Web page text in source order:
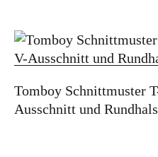
Tipps zur
Tomboy Schnittmuster
Ausschnitt und